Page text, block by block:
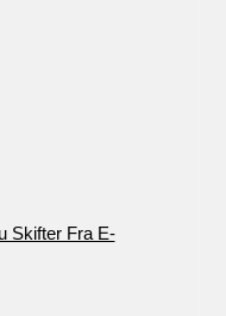
Skifter Fra E-